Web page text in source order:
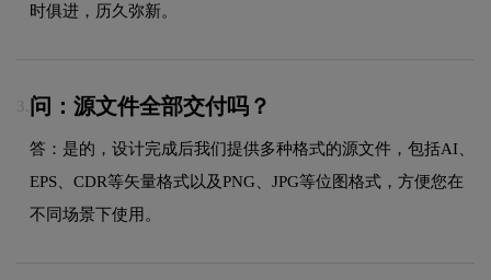
时俱进，历久弥新。
3. 问：源文件全部交付吗？
答：是的，设计完成后我们提供多种格式的源文件，包括AI、
EPS、CDR等矢量格式以及PNG、JPG等位图格式，方便您在
不同场景下使用。